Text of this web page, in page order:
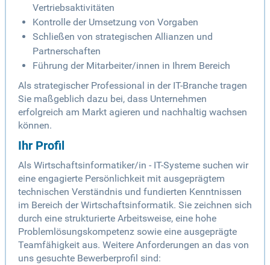
Vertriebsaktivitäten
Kontrolle der Umsetzung von Vorgaben
Schließen von strategischen Allianzen und
Partnerschaften
Führung der Mitarbeiter/innen in Ihrem Bereich
Als strategischer Professional in der IT-Branche tragen
Sie maßgeblich dazu bei, dass Unternehmen
erfolgreich am Markt agieren und nachhaltig wachsen
können.
Ihr Profil
Als Wirtschaftsinformatiker/in - IT-Systeme suchen wir
eine engagierte Persönlichkeit mit ausgeprägtem
technischen Verständnis und fundierten Kenntnissen
im Bereich der Wirtschaftsinformatik. Sie zeichnen sich
durch eine strukturierte Arbeitsweise, eine hohe
Problemlösungskompetenz sowie eine ausgeprägte
Teamfähigkeit aus. Weitere Anforderungen an das von
uns gesuchte Bewerberprofil sind: